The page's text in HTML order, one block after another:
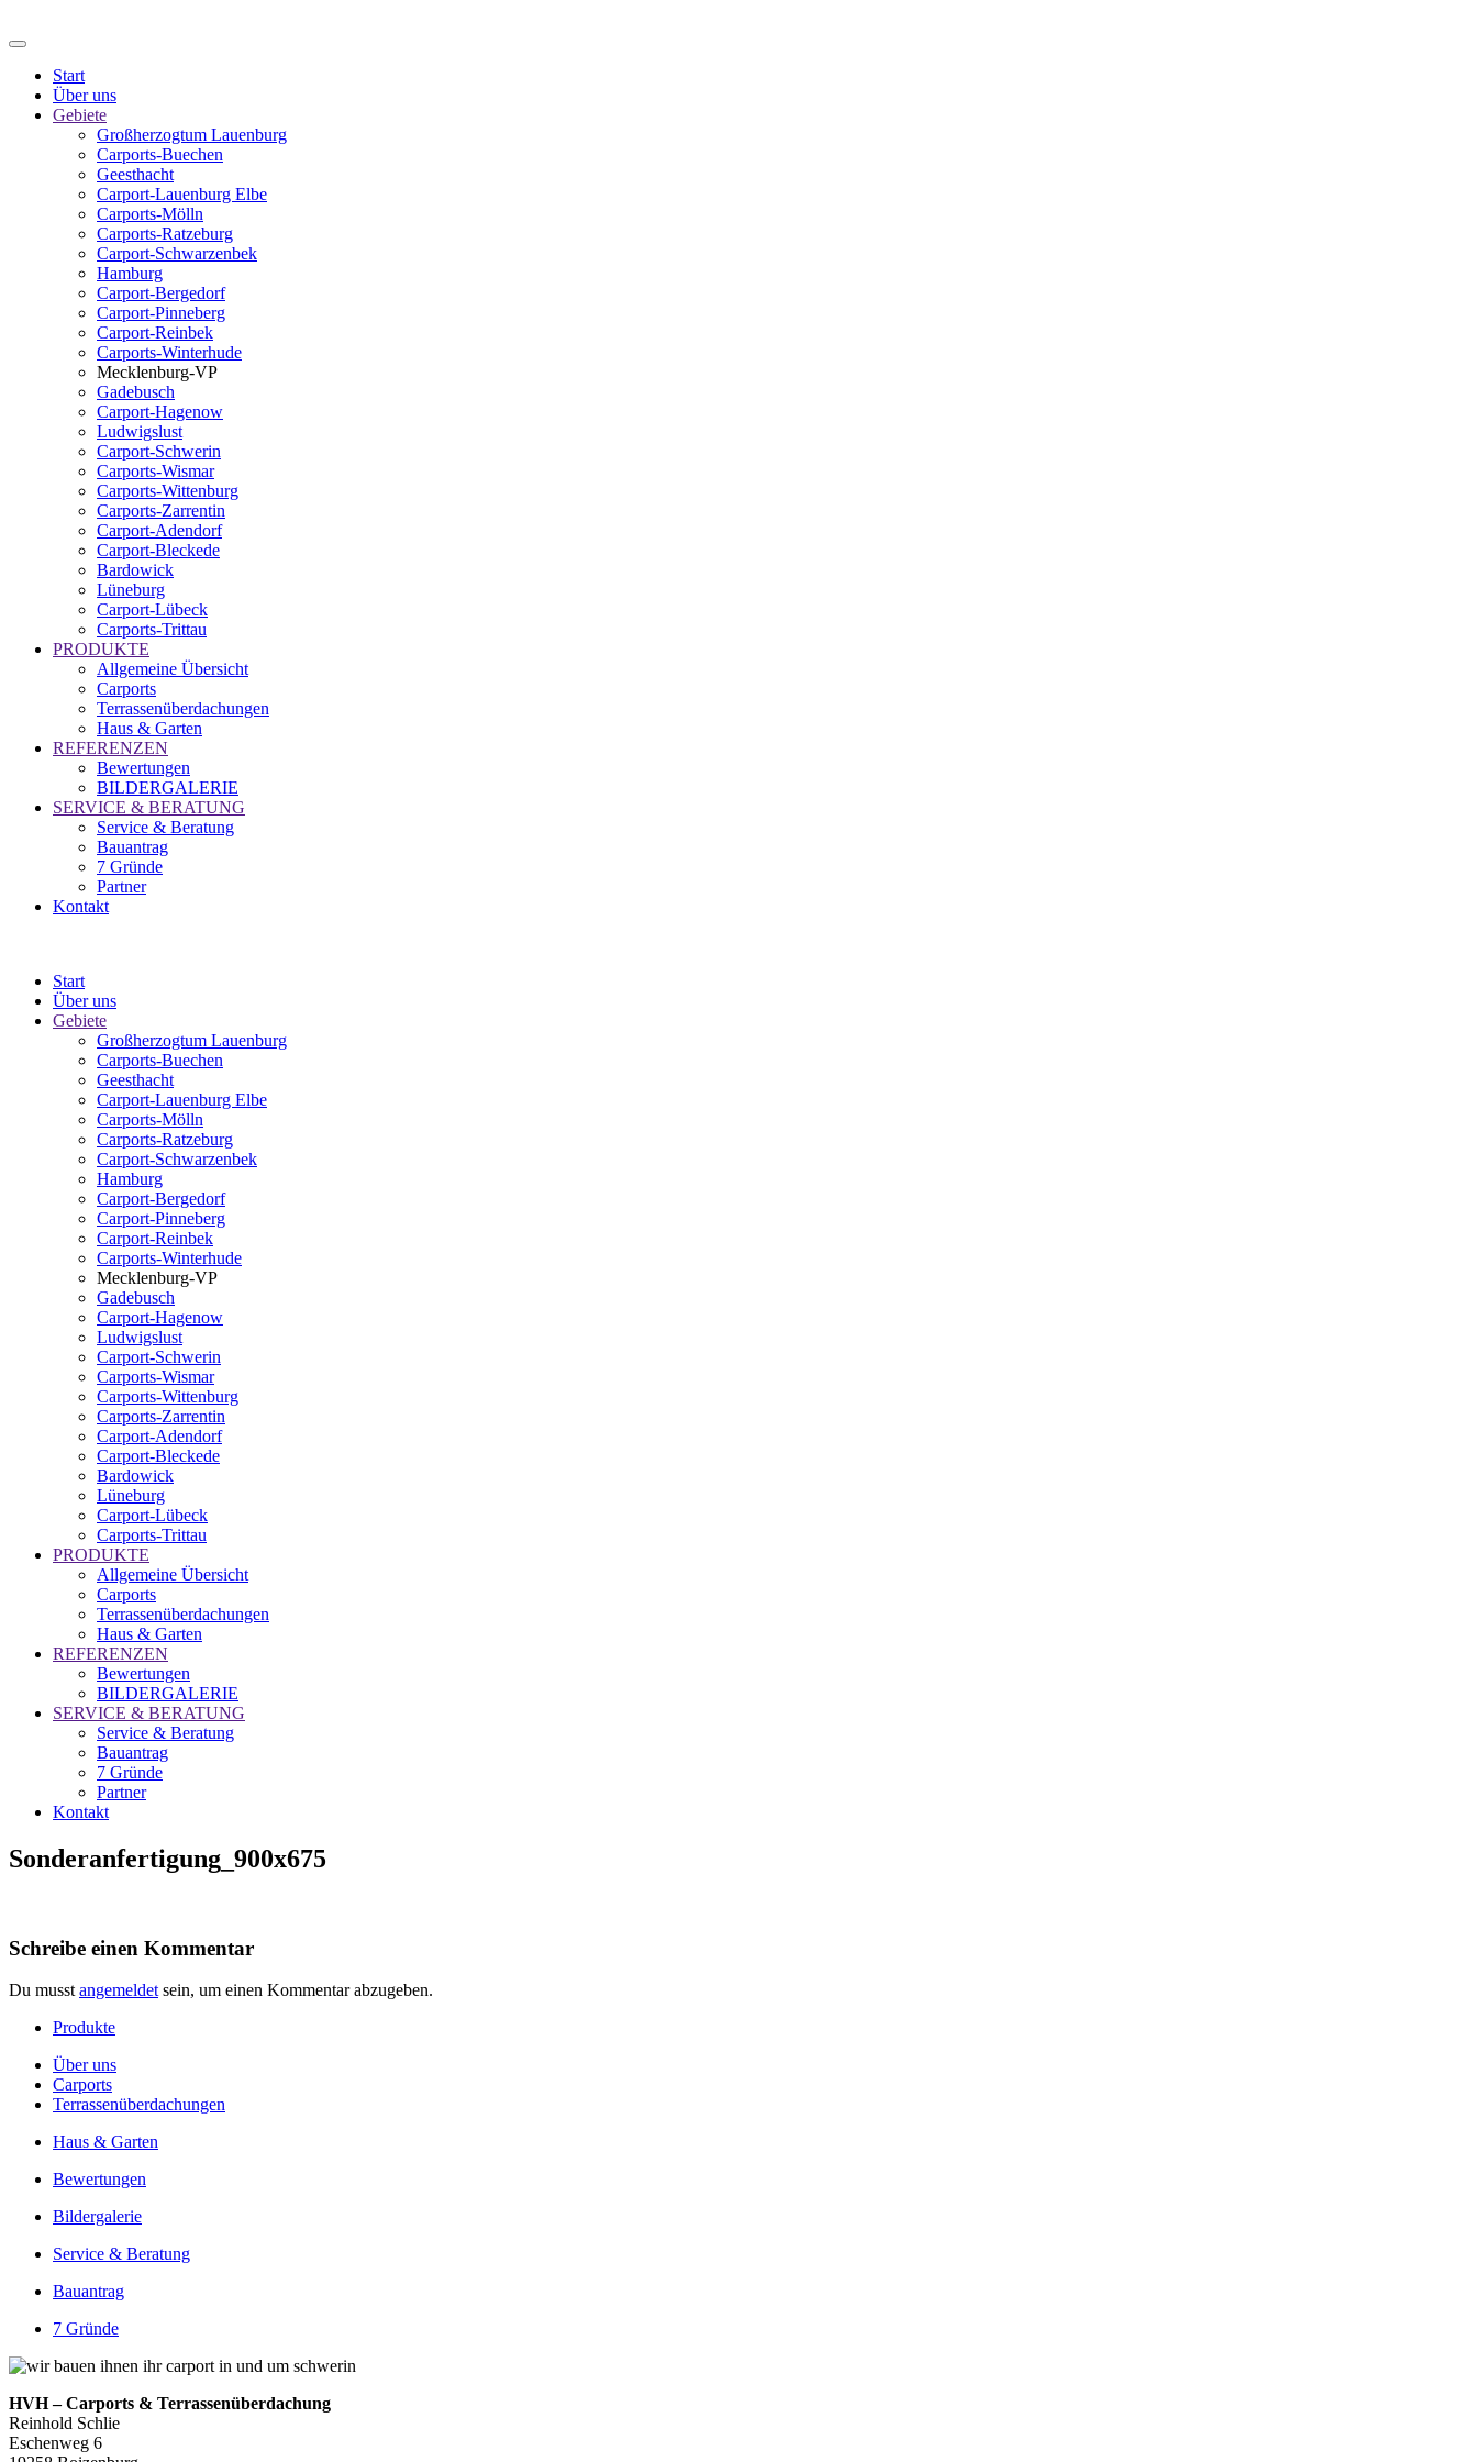
Start
Über uns
Gebiete
Großherzogtum Lauenburg
Carports-Buechen
Geesthacht
Carport-Lauenburg Elbe
Carports-Mölln
Carports-Ratzeburg
Carport-Schwarzenbek
Hamburg
Carport-Bergedorf
Carport-Pinneberg
Carport-Reinbek
Carports-Winterhude
Mecklenburg-VP
Gadebusch
Carport-Hagenow
Ludwigslust
Carport-Schwerin
Carports-Wismar
Carports-Wittenburg
Carports-Zarrentin
Carport-Adendorf
Carport-Bleckede
Bardowick
Lüneburg
Carport-Lübeck
Carports-Trittau
PRODUKTE
Allgemeine Übersicht
Carports
Terrassenüberdachungen
Haus & Garten
REFERENZEN
Bewertungen
BILDERGALERIE
SERVICE & BERATUNG
Service & Beratung
Bauantrag
7 Gründe
Partner
Kontakt
Start
Über uns
Gebiete
Großherzogtum Lauenburg
Carports-Buechen
Geesthacht
Carport-Lauenburg Elbe
Carports-Mölln
Carports-Ratzeburg
Carport-Schwarzenbek
Hamburg
Carport-Bergedorf
Carport-Pinneberg
Carport-Reinbek
Carports-Winterhude
Mecklenburg-VP
Gadebusch
Carport-Hagenow
Ludwigslust
Carport-Schwerin
Carports-Wismar
Carports-Wittenburg
Carports-Zarrentin
Carport-Adendorf
Carport-Bleckede
Bardowick
Lüneburg
Carport-Lübeck
Carports-Trittau
PRODUKTE
Allgemeine Übersicht
Carports
Terrassenüberdachungen
Haus & Garten
REFERENZEN
Bewertungen
BILDERGALERIE
SERVICE & BERATUNG
Service & Beratung
Bauantrag
7 Gründe
Partner
Kontakt
Sonderanfertigung_900x675
Schreibe einen Kommentar
Du musst angemeldet sein, um einen Kommentar abzugeben.
Produkte
Über uns
Carports
Terrassenüberdachungen
Haus & Garten
Bewertungen
Bildergalerie
Service & Beratung
Bauantrag
7 Gründe
HVH – Carports & Terrassenüberdachung
Reinhold Schlie
Eschenweg 6